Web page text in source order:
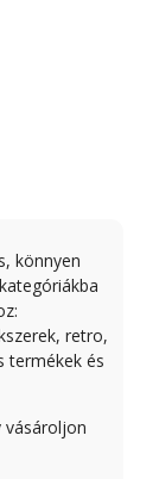
könnyen
retro,
termékek és
vásároljon